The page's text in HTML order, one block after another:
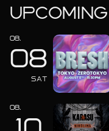
08.
08
SAT
08.